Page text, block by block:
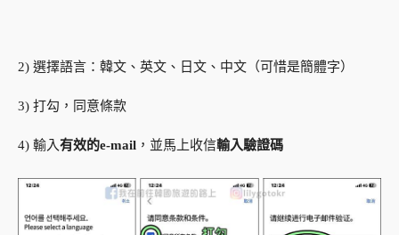
2) 選擇語言：韓文、英文、日文、中文（可惜是簡體字）
3) 打勾，同意條款
4) 輸入有效的e-mail ，並馬上收信輸入驗證碼